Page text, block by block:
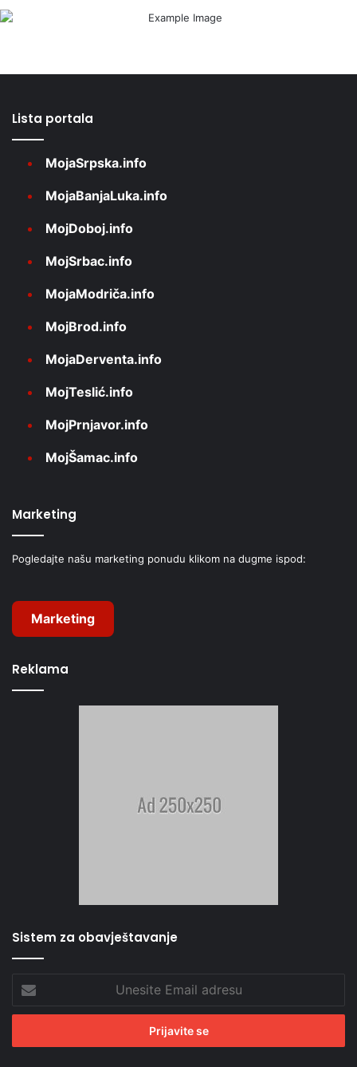
Lista portala
MojaSrpska.info
MojaBanjaLuka.info
MojDoboj.info
MojSrbac.info
MojaModriča.info
MojBrod.info
MojaDerventa.info
MojTeslić.info
MojPrnjavor.info
MojŠamac.info
Marketing
Pogledajte našu marketing ponudu klikom na dugme ispod:
Marketing
Reklama
Sistem za obavještavanje
Email
adresu